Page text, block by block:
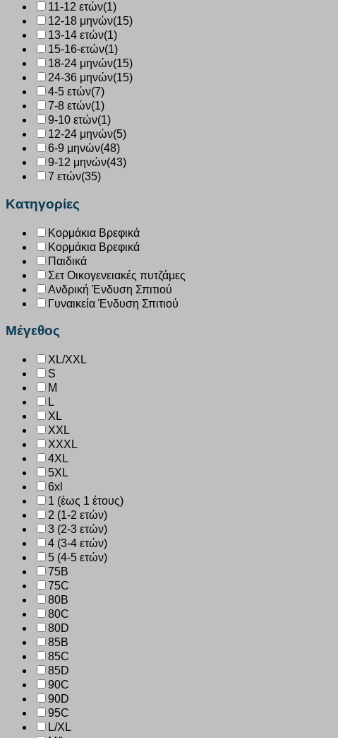
11-12 ετών(1)
12-18 μηνών(15)
13-14 ετών(1)
15-16-ετών(1)
18-24 μηνών(15)
24-36 μηνών(15)
4-5 ετών(7)
7-8 ετών(1)
9-10 ετών(1)
12-24 μηνών(5)
6-9 μηνών(48)
9-12 μηνών(43)
7 ετών(35)
Κατηγορίες
Κορμάκια Βρεφικά
Κορμάκια Βρεφικά
Παιδικά
Σετ Οικογενειακές πυτζάμες
Ανδρική Ένδυση Σπιτιού
Γυναικεία Ένδυση Σπιτιού
Μέγεθος
XL/XXL
S
M
L
XL
XXL
XXXL
4XL
5XL
6xl
1 (έως 1 έτους)
2 (1-2 ετών)
3 (2-3 ετών)
4 (3-4 ετών)
5 (4-5 ετών)
75B
75C
80B
80C
80D
85B
85C
85D
90C
90D
95C
L/XL